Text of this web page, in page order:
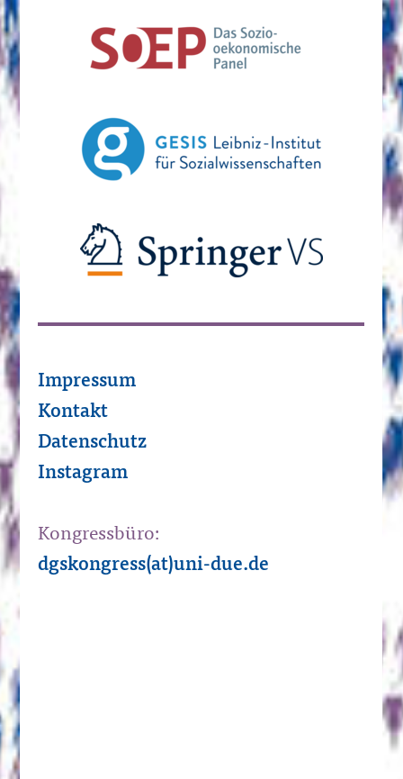
Impressum
Kontakt
Datenschutz
Instagram
Kongressbüro:
dgskongress(at)uni-due.de